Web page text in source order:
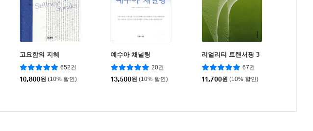
고요함의 지혜
652건
10,800원 (10% 할인)
예수아 채널링
20건
13,500원 (10% 할인)
리얼리티 트랜서핑 3
67건
11,700원 (10% 할인)